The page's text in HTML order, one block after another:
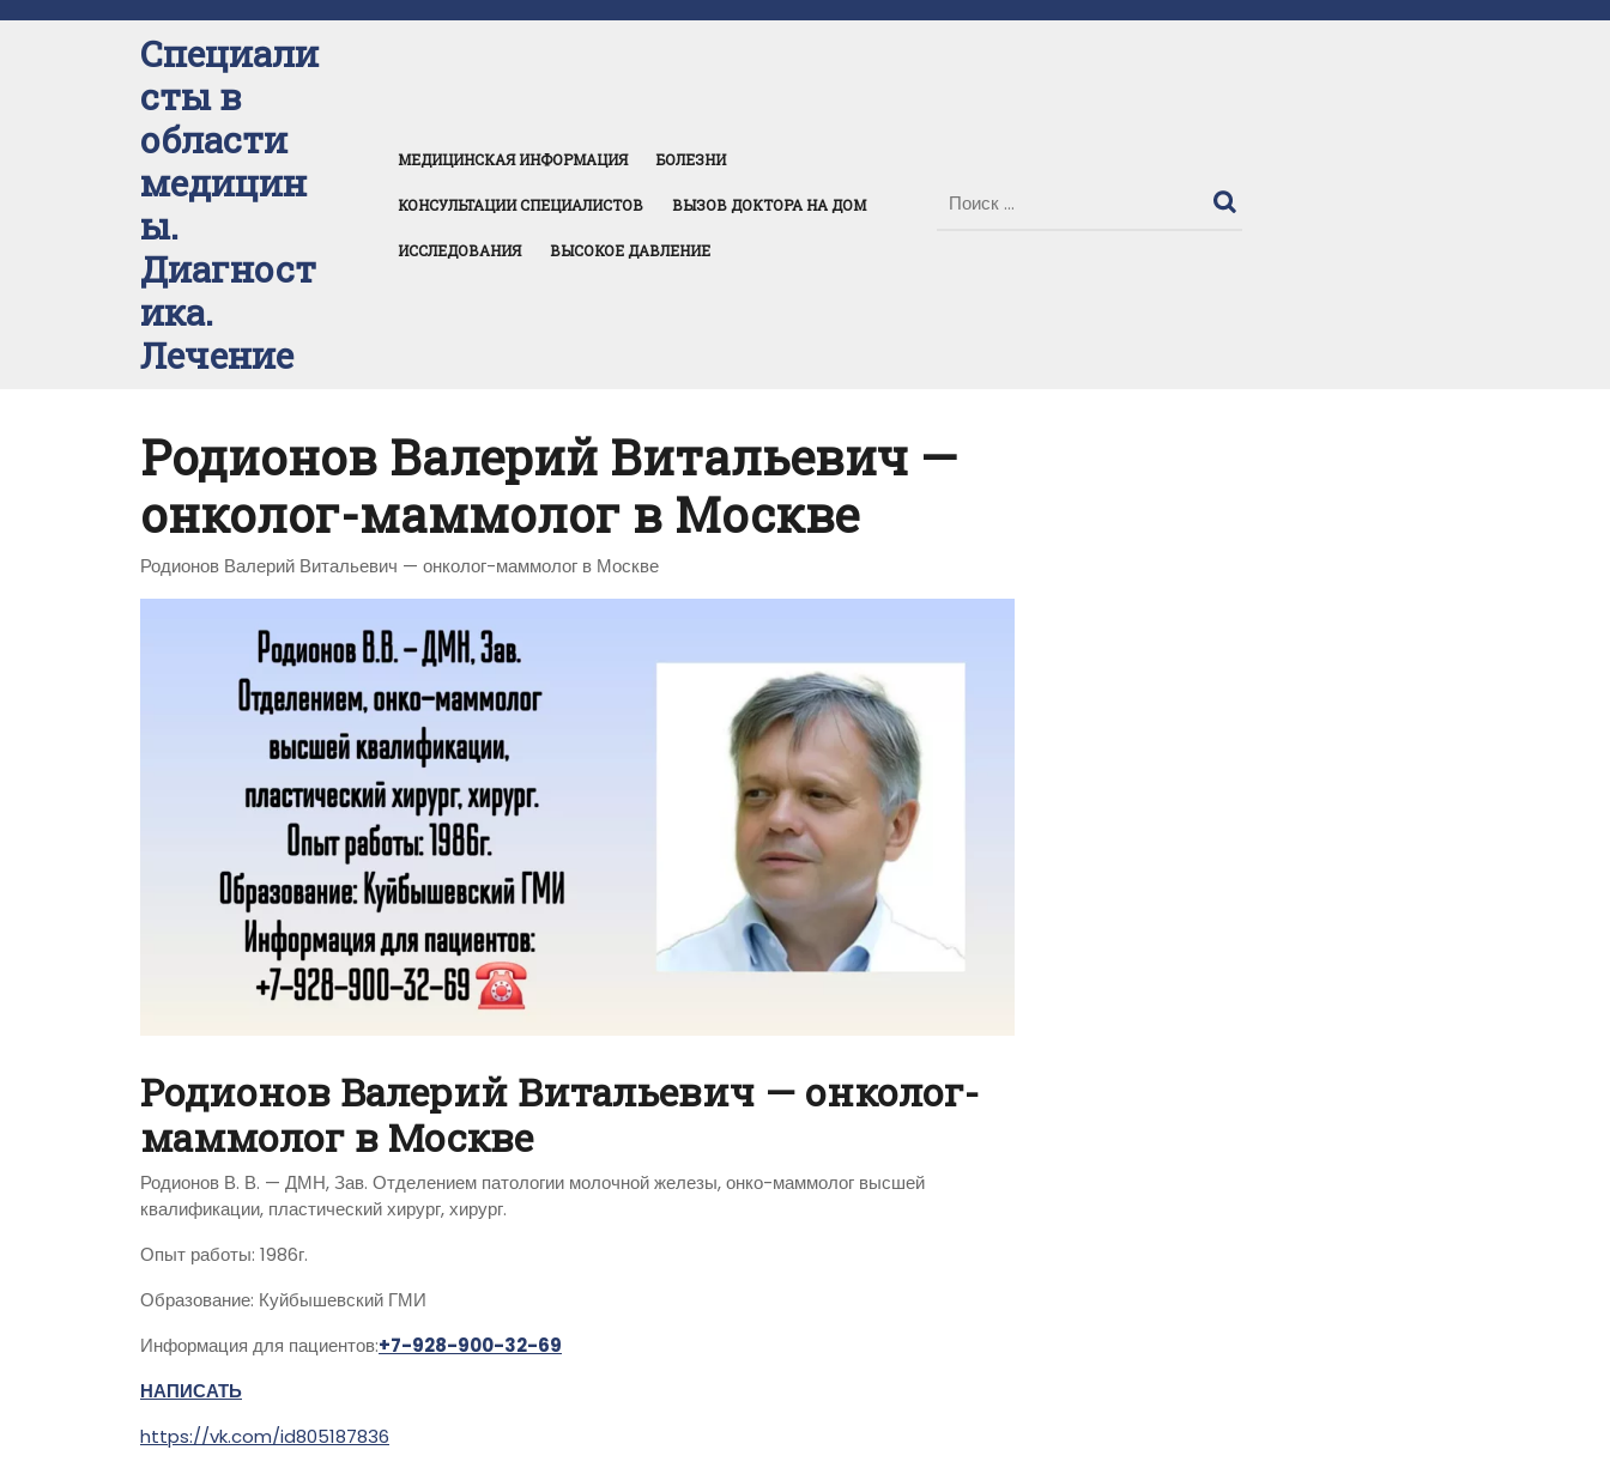
Специали
сты в
области
медицин
ы.
Диагност
ика.
Лечение
МЕДИЦИНСКАЯ ИНФОРМАЦИЯ БОЛЕЗНИ
КОНСУЛЬТАЦИИ СПЕЦИАЛИСТОВ ВЫЗОВ ДОКТОРА НА ДОМ
ИССЛЕДОВАНИЯ ВЫСОКОЕ ДАВЛЕНИЕ
Родионов Валерий Витальевич —
онколог-маммолог в Москве
Родионов Валерий Витальевич — онколог-маммолог в Москве
Родионов Валерий Витальевич — онколог-
маммолог в Москве
Родионов В. В. — ДМН, Зав. Отделением патологии молочной железы, онко-маммолог высшей
квалификации, пластический хирург, хирург.
Опыт работы: 1986г.
Образование: Куйбышевский ГМИ
Информация для пациентов:+7-928-900-32-69
НАПИСАТЬ
https://vk.com/id805187836